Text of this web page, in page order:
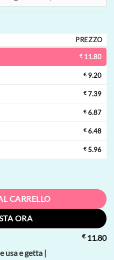
PREZZO
€ 11.80
€ 9.20
€ 7.39
€ 6.87
€ 6.48
€ 5.96
e getta | 110000 tiri, 3 gusti,
CARRELLO
ORA
€11.80
usa e getta |